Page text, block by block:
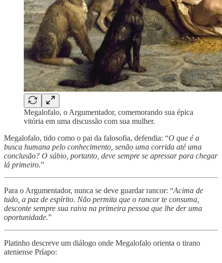
Megalofalo, o Argumentador, comemorando sua épica
vitória em uma discussão com sua mulher.
Megalofalo, tido como o pai da falosofia, defendia: “O que é a
busca humana pelo conhecimento, senão uma corrida até uma
conclusão? O sábio, portanto, deve sempre se apressar para chegar
lá primeiro.”
Para o Argumentador, nunca se deve guardar rancor: “Acima de
tudo, a paz de espírito. Não permita que o rancor te consuma,
desconte sempre sua raiva na primeira pessoa que lhe der uma
oportunidade.”
Platinho descreve um diálogo onde Megalofalo orienta o tirano
ateniense Príapo: